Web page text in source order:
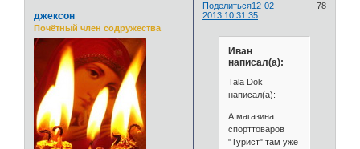
Поделиться 78
12-02-
2013 10:31:35
джексон
Почётный член содружества
Иван
написал(а):
Tala Dok
написал(а):
А магазина
спорттоваров
"Турист" там уже